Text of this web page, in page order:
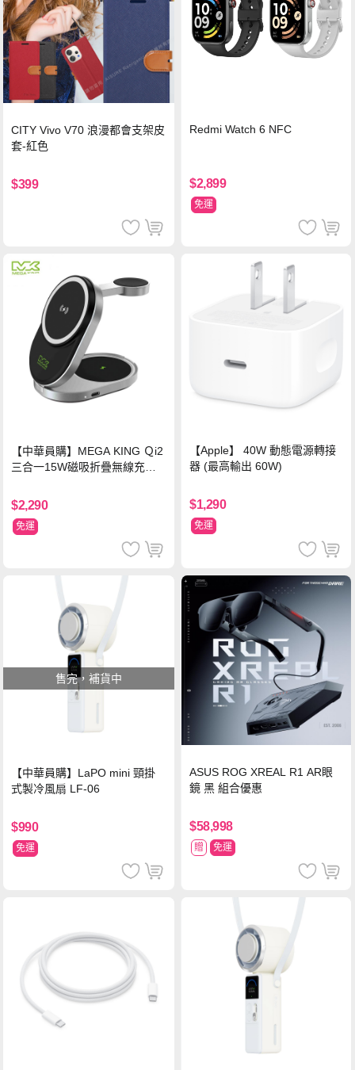
CITY Vivo V70 浪漫都會支架皮
套-紅色
$399
Redmi Watch 6 NFC
$2,899
免運
【中華員購】MEGA KING Ｑi2
三合一15W磁吸折疊無線充電
$2,290
免運
【Apple】 40W 動態電源轉接
器 (最高輸出 60W)
$1,290
免運
售完，補貨中
【中華員購】LaPO mini 頸掛
式製冷風扇 LF-06
$990
免運
ASUS ROG XREAL R1 AR眼
鏡 黑 組合優惠
$58,998
贈 免運